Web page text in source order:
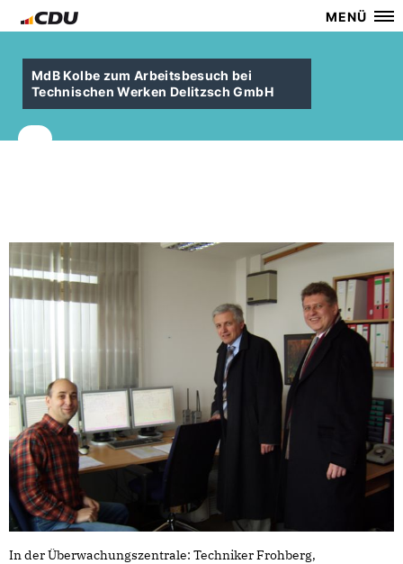
MENÜ
MdB Kolbe zum Arbeitsbesuch bei
Technischen Werken Delitzsch GmbH
In der Überwachungszentrale: Techniker Frohberg,